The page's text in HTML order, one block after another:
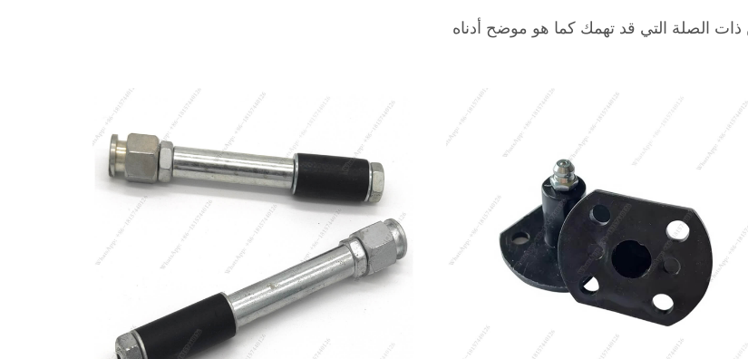
الصلة التي قد تهمك كما هو موضح أدناه